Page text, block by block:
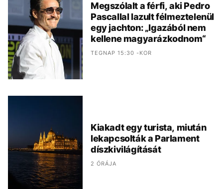
Megszólalt a férfi, aki Pedro
Pascallal lazult félmeztelenül
egy jachton: „Igazából nem
kellene magyarázkodnom“
TEGNAP 15:30 -KOR
Kiakadt egy turista, miután
lekapcsolták a Parlament
díszkivilágítását
2 ÓRÁJA